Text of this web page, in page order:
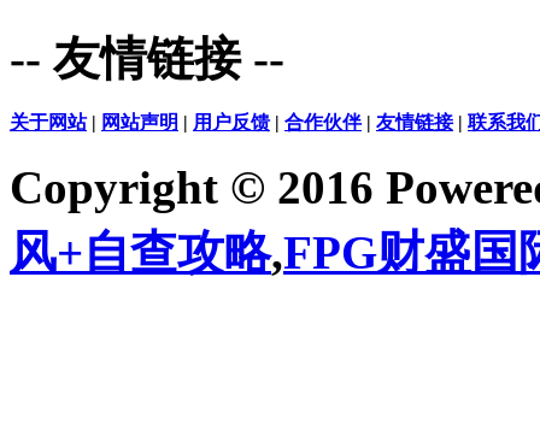
-- 友情链接 --
关于网站| 网站声明 | 用户反馈 | 合作伙伴| 友情链接| 联系我
Copyright © 2016
风+自查攻略,FPG财盛国